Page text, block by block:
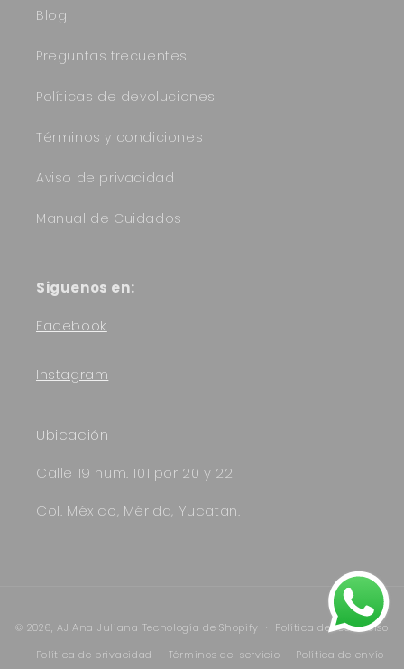
Blog
Preguntas frecuentes
Políticas de devoluciones
Términos y condiciones
Aviso de privacidad
Manual de Cuidados
Siguenos en:
Facebook
Instagram
Ubicación
Calle 19 num. 101 por 20 y 22
Col. México, Mérida, Yucatan.
de
pago
© 2026, AJ Ana Juliana Tecnología de Shopify
Política de reembolso
Política de privacidad
Términos del servicio Política de envío